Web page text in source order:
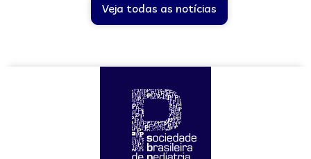
Veja todas as notícias